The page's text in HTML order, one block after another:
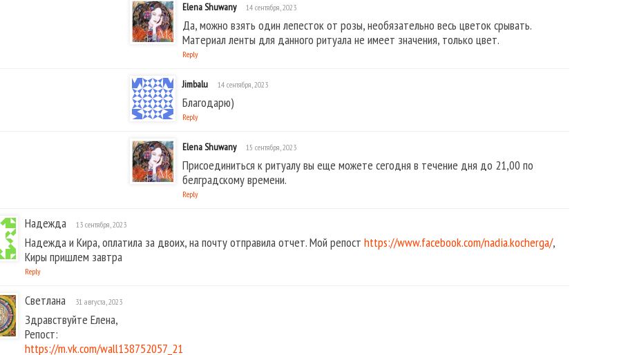
Elena Shuwany 14 сентября, 2023
Да, можно взять один лепесток от розы, необязательно весь цветок срывать.
Материал ленты для данного ритуала не имеет значения, только цвет.
Reply
Jimbalu 14 сентября, 2023
Благодарю)
Reply
Elena Shuwany 15 сентября, 2023
Присоединиться к ритуалу вы еще можете сегодня в течение дня до 21,00 по
белградскому времени.
Reply
Надежда 13 сентября, 2023
Надежда и Кира, оплатила за двоих, на почту отправила отчет. Мой репост https://www.facebook.com/nadia.kocherga/,
Киры пришлем завтра
Reply
Светлана 31 августа, 2023
Здравствуйте Елена,
Репост:
https://m.vk.com/wall138752057_21